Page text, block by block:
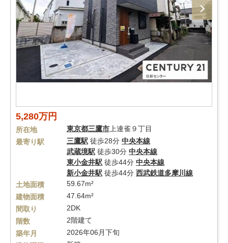
5,280万円
所在地 東京都三鷹市 上連雀９丁目
最寄り駅
三鷹駅 徒歩28分 中央本線
武蔵境駅 徒歩30分 中央本線
東小金井駅 徒歩44分 中央本線
新小金井駅 徒歩44分 西武鉄道多摩川線
土地面積
59.67m²
建物面積
47.64m²
間取り
2DK
階数
2階建て
築年月
2026年06月下旬